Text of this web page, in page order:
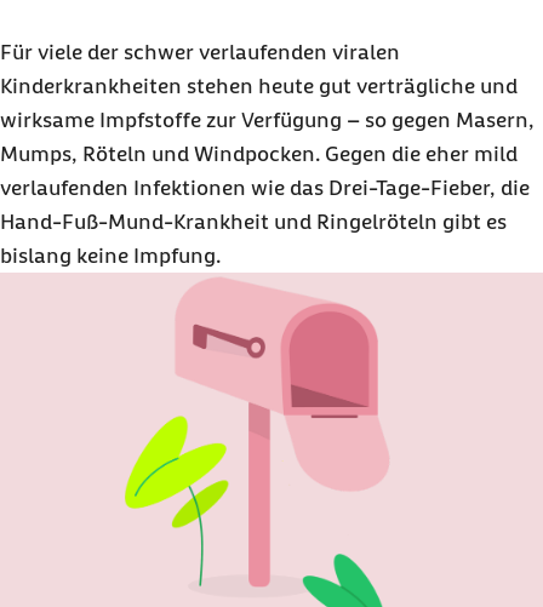
Für viele der schwer verlaufenden viralen
Kinderkrankheiten stehen heute gut verträgliche und
wirksame Impfstoffe zur Verfügung – so gegen Masern,
Mumps, Röteln und Windpocken. Gegen die eher mild
verlaufenden Infektionen wie das Drei-Tage-Fieber, die
Hand-Fuß-Mund-Krankheit und Ringelröteln gibt es
bislang keine Impfung.